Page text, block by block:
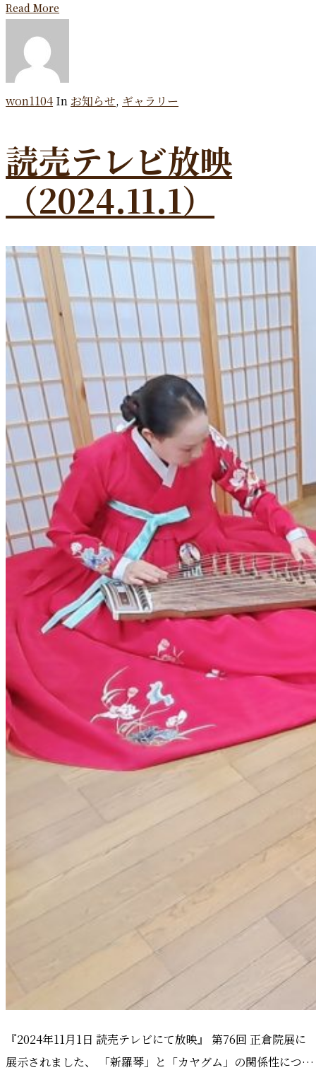
Read More
won1104 In お知らせ, ギャラリー
読売テレビ放映
（2024.11.1）
『2024年11月1日 読売テレビにて放映』 第76回 正倉院展に
展示されました、 「新羅琴」と「カヤグム」の関係性につ…